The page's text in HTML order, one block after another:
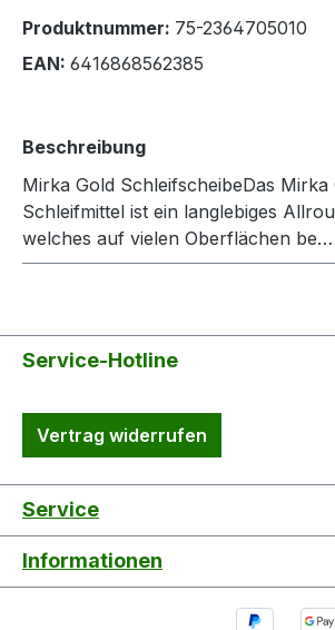
Produktnummer: 75-2364705010
EAN: 6416868562385
Beschreibung
Mirka Gold SchleifscheibeDas Mirka
Schleifmittel ist ein langlebiges
welches auf vielen Oberflächen be…
Service-Hotline
Vertrag widerrufen
Service
Informationen